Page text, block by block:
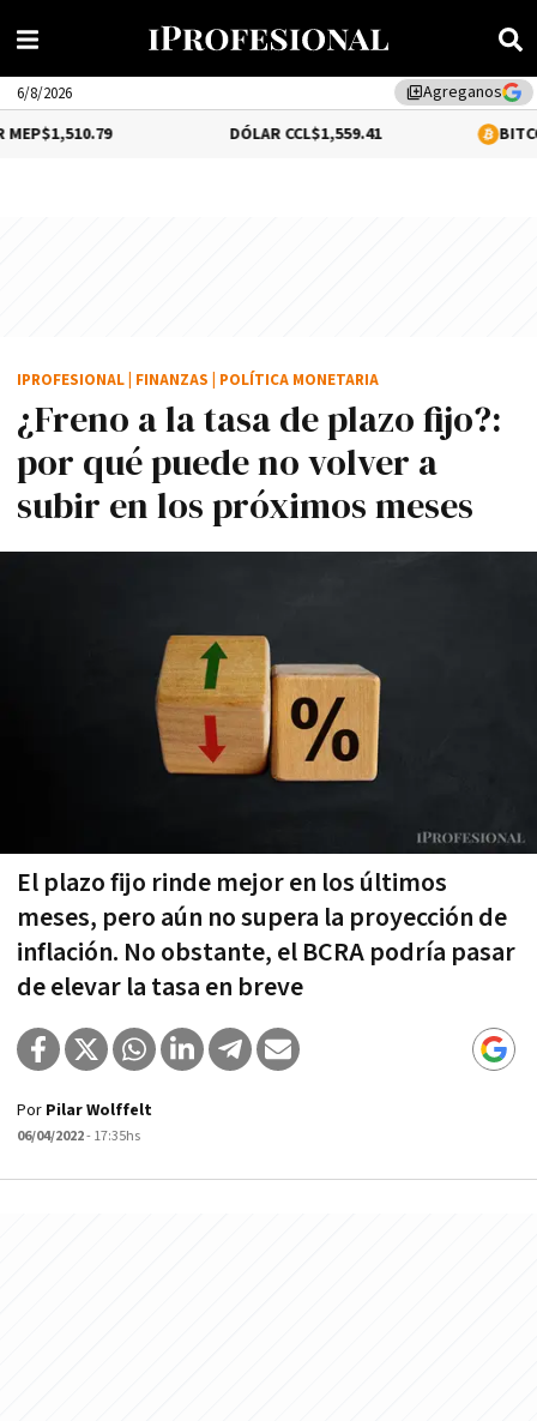
library_addAgreganos
6/8/2026
$1,559.41 0.18%
¿Freno a la tasa de plazo fijo?:
por qué puede no volver a
subir en los próximos meses
El plazo fijo rinde mejor en los últimos
meses, pero aún no supera la proyección de
inflación. No obstante, el BCRA podría pasar
de elevar la tasa en breve
IPROFESIONAL FINANZAS POLÍTICA MONETARIA
Por Pilar Wolffelt
06/04/2022- 17:35hs